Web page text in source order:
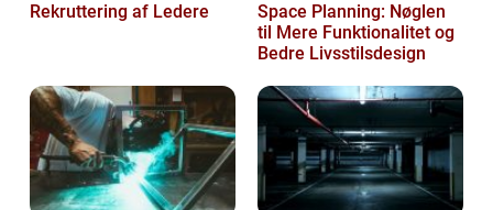
Rekruttering af Ledere
Space Planning: Nøglen
til Mere Funktionalitet og
Bedre Livsstilsdesign